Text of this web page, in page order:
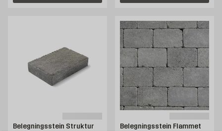
Belegningsstein Struktur
Belegningsstein Flammet